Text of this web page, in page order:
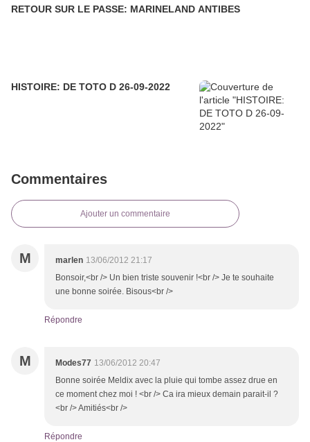
RETOUR SUR LE PASSE: MARINELAND ANTIBES
HISTOIRE: DE TOTO D 26-09-2022
Commentaires
Ajouter un commentaire
M marlen 13/06/2012 21:17
Bonsoir,<br /> Un bien triste souvenir !<br /> Je te souhaite
une bonne soirée. Bisous<br />
Répondre
M Modes77 13/06/2012 20:47
Bonne soirée Meldix avec la pluie qui tombe assez drue en
ce moment chez moi ! <br /> Ca ira mieux demain parait-il ?
<br /> Amitiés<br />
Répondre